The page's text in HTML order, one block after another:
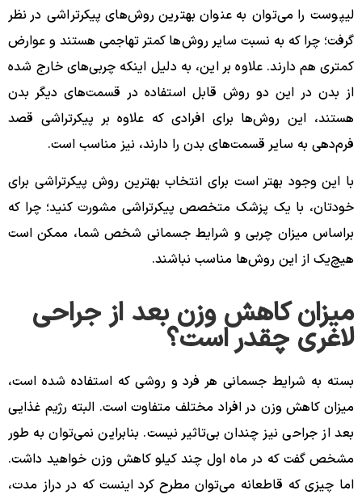
لیپوست را می‌توان به عنوان بهترین روش‌های‌ پیکرتراشی در نظر
گرفت؛ چرا که به نسبت سایر روش‌ها کمتر تهاجمی هستند و عوارض
کمتری هم دارند. علاوه بر این، به دلیل اینکه چربی‌های خارج شده
از بدن در این دو روش قابل استفاده در قسمت‌های دیگر بدن
هستند، این روش‌ها برای افرادی که علاوه بر پیکرتراشی قصد
فرم‌دهی به سایر قسمت‌های بدن را دارند، نیز مناسب است.
با این وجود بهتر است برای انتخاب بهترین روش پیکرتراشی برای
خودتان، با یک پزشک متخصص پیکرتراشی مشورت کنید؛ چرا که
براساس میزان چربی و شرایط جسمانی شخص شما، ممکن است
هیچ‌یک از این روش‌ها مناسب نباشند.
میزان کاهش وزن بعد از جراحی
لاغری چقدر است؟
بسته به شرایط جسمانی هر فرد و روشی که استفاده شده است،
میزان کاهش وزن در افراد مختلف متفاوت است. البته رژیم غذایی
بعد از جراحی نیز چندان بی‌تاثیر نیست. بنابراین نمی‌توان به طور
مشخص گفت که در ماه اول چند کیلو کاهش وزن خواهید داشت.
اما چیزی که قاطعانه می‌توان مطرح کرد اینست که در دراز مدت،